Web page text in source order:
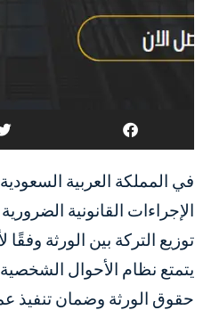
في المملكة العربية
الإجراءات القانونية
توزيع التركة بين الورثة وفقًا
يتمتع نظام الأحوال
حقوق الورثة وضمان تنفيذ